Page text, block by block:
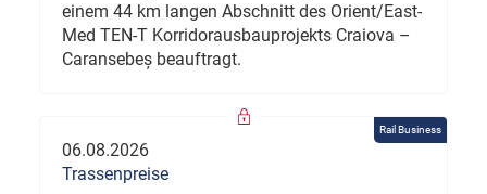
einem 44 km langen Abschnitt des Orient/East-
Med TEN-T Korridorausbauprojekts Craiova –
Caransebeș beauftragt.
Rail Business
06.08.2026
Trassenpreise